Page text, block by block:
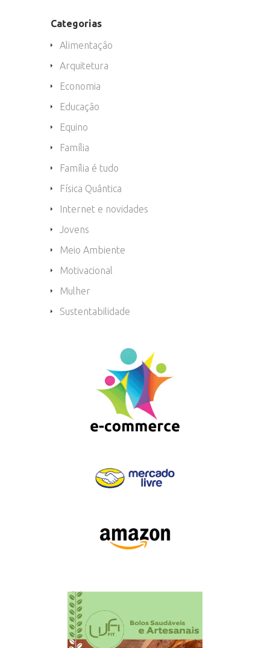
Categorias
Alimentação
Arquitetura
Economia
Educação
Equino
Família
Família é tudo
Física Quântica
Internet e novidades
Jovens
Meio Ambiente
Motivacional
Mulher
Sustentabilidade